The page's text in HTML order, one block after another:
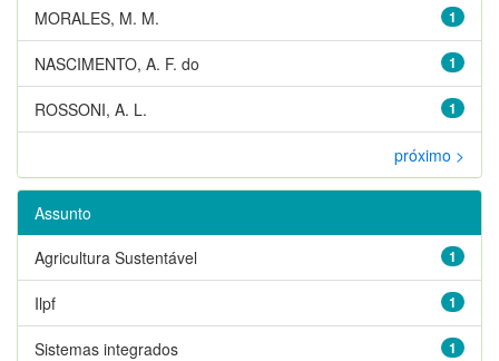
1
MORALES, M. M.
1
NASCIMENTO, A. F. do
1
ROSSONI, A. L.
próximo >
Assunto
1
Agricultura Sustentável
1
Ilpf
1
Sistemas integrados